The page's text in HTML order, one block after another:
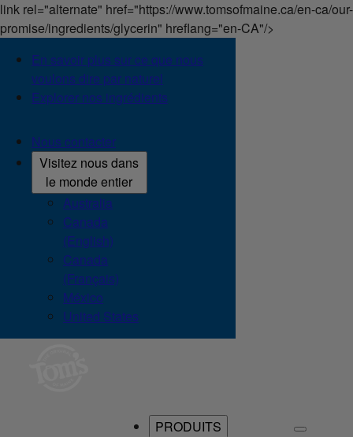
link rel="alternate" href="https://www.tomsofmaine.ca/en-ca/our-
promise/ingredients/glycerin" hreflang="en-CA"/>
En savoir plus sur ce que nous
voulons dire par naturel
Explorer nos ingrédients
Nous contacter
Visitez nous dans
le monde entier
Australia
Canada
(English)
Canada
(Français)
México
United States
PRODUITS